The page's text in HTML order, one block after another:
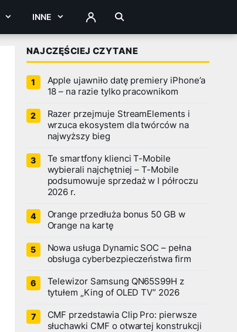
INNE ZALOGUJ
NAJCZĘŚCIEJ CZYTANE
Apple ujawniło datę premiery iPhone’a
18 – na razie tylko pracownikom
Razer przejmuje StreamElements i
wrzuca ekosystem dla twórców na
najwyższy bieg
Te smartfony klienci T-Mobile
wybierali najchętniej – T-Mobile
podsumowuje sprzedaż w I półroczu
2026 r.
Orange przedłuża bonus 50 GB w
Orange na kartę
Nowa usługa Dynamic SOC – pełna
obsługa cyberbezpieczeństwa firm
Telewizor Samsung QN65S99H z
tytułem „King of OLED TV” 2026
CMF przedstawia Clip Pro: pierwsze
słuchawki CMF o otwartej konstrukcji